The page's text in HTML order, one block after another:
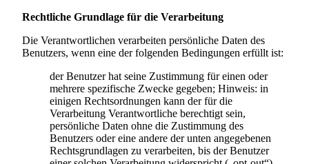
Rechtliche Grundlage für die Verarbeitung
Die Verantwortlichen verarbeiten persönliche Daten des
Benutzers, wenn eine der folgenden Bedingungen erfüllt ist:
der Benutzer hat seine Zustimmung für einen oder
mehrere spezifische Zwecke gegeben; Hinweis: in
einigen Rechtsordnungen kann der für die
Verarbeitung Verantwortliche berechtigt sein,
persönliche Daten ohne die Zustimmung des
Benutzers oder eine andere der unten angegebenen
Rechtsgrundlagen zu verarbeiten, bis der Benutzer